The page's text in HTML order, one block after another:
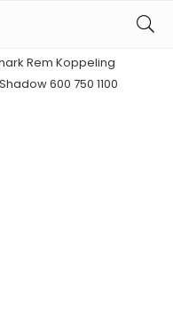
Rem Koppeling
600 750 1100